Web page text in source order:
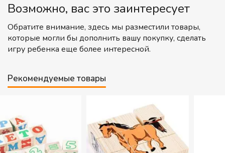
Возможно, вас это заинтересует
Обратите внимание, здесь мы разместили товары,
которые могли бы дополнить вашу покупку, сделать
игру ребенка еще более интересной.
Рекомендуемые товары